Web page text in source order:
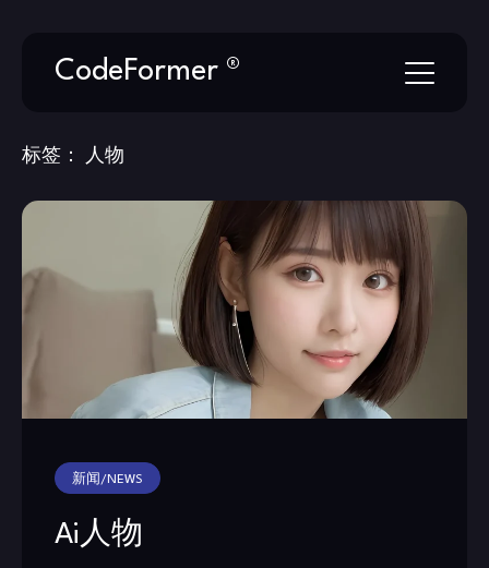
CodeFormer ®
标签： 人物
新闻/NEWS
Ai人物